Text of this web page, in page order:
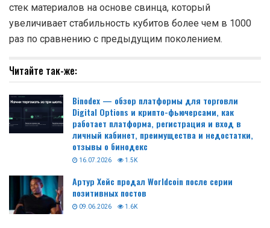
стек материалов на основе свинца, который
увеличивает стабильность кубитов более чем в 1000
раз по сравнению с предыдущим поколением.
Читайте так-же:
Binodex — обзор платформы для торговли
Digital Options и крипто-фьючерсами, как
работает платформа, регистрация и вход в
личный кабинет, преимущества и недостатки,
отзывы о бинодекс
16.07.2026 1.5K
Артур Хейс продал Worldcoin после серии
позитивных постов
09.06.2026 1.6K